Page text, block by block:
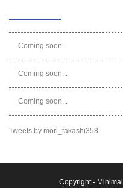
Coming soon...
Coming soon...
Coming soon...
Tweets by mori_takashi358
Copyright - Minimal